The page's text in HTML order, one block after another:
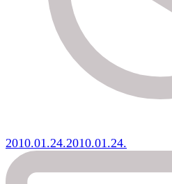
2010.01.24.2010.01.24.